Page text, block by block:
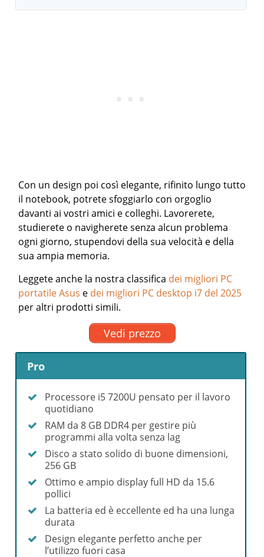
Con un design poi così elegante, rifinito lungo tutto
il notebook, potrete sfoggiarlo con orgoglio
davanti ai vostri amici e colleghi. Lavorerete,
studierete o navigherete senza alcun problema
ogni giorno, stupendovi della sua velocità e della
sua ampia memoria.
Leggete anche la nostra classifica dei migliori PC
portatile Asus e dei migliori PC desktop i7 del 2025
per altri prodotti simili.
Vedi prezzo
Pro
Processore i5 7200U pensato per il lavoro
quotidiano
RAM da 8 GB DDR4 per gestire più
programmi alla volta senza lag
Disco a stato solido di buone dimensioni,
256 GB
Ottimo e ampio display full HD da 15.6
pollici
La batteria ed è eccellente ed ha una lunga
durata
Design elegante perfetto anche per
l’utilizzo fuori casa